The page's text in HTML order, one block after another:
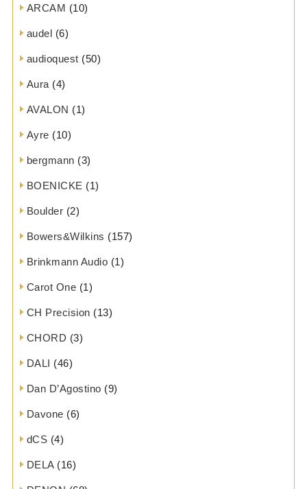
ARCAM (10)
audel (6)
audioquest (50)
Aura (4)
AVALON (1)
Ayre (10)
bergmann (3)
BOENICKE (1)
Boulder (2)
Bowers&Wilkins (157)
Brinkmann Audio (1)
Carot One (1)
CH Precision (13)
CHORD (3)
DALI (46)
Dan D’Agostino (9)
Davone (6)
dCS (4)
DELA(16)